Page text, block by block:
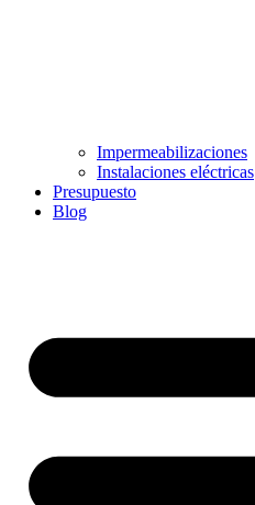
Impermeabilizaciones
Instalaciones eléctricas
Presupuesto
Blog